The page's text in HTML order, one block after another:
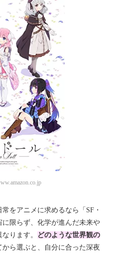
をアニメに求めるなら「SF・
限らず、化学が進んだ未来や
ります。
どのような世界観の
から選ぶと、自分に合った深夜